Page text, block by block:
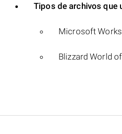
Tipos de archivos que
Microsoft
Blizzard World